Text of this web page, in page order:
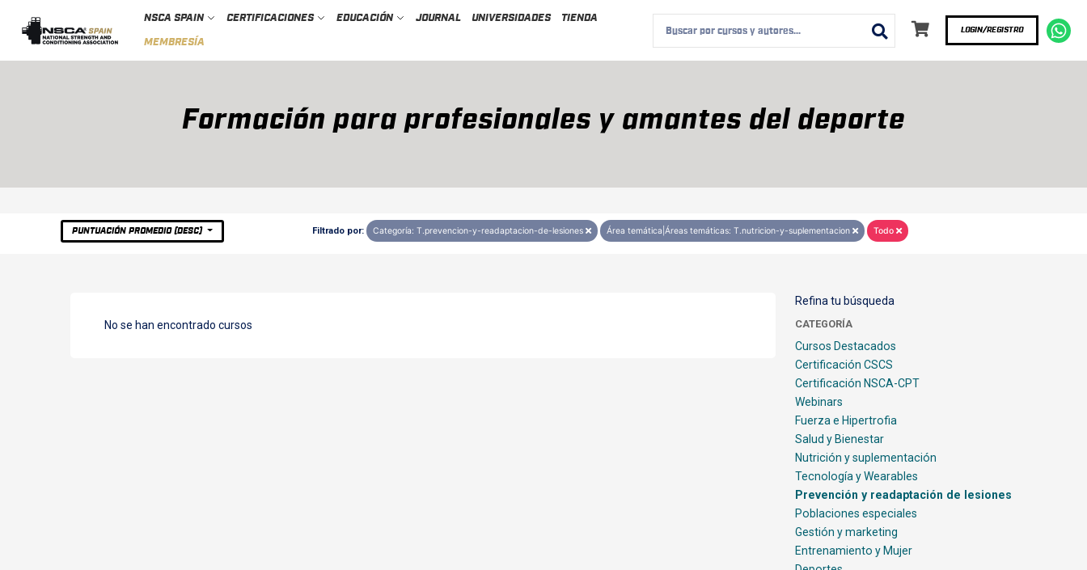
NSCA SPAIN CERTIFICACIONES EDUCACIÓN JOURNAL UNIVERSIDADES TIENDA
MEMBRESÍA
LOGIN/REGISTRO
Formación para profesionales y amantes del deporte
PUNTUACIÓN PROMEDIO (DESC) Filtrado por: Categoría: T.prevencion-y-readaptacion-de-lesiones Área temática|Áreas temáticas: T.nutricion-y-suplementacion Todo
No se han encontrado cursos
Refina tu búsqueda
CATEGORÍA
Cursos Destacados
Certificación CSCS
Certificación NSCA-CPT
Webinars
Fuerza e Hipertrofia
Salud y Bienestar
Nutrición y suplementación
Tecnología y Wearables
Prevención y readaptación de lesiones
Poblaciones especiales
Gestión y marketing
Entrenamiento y Mujer